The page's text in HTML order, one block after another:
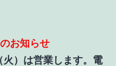
お知らせ
）は営業します。電